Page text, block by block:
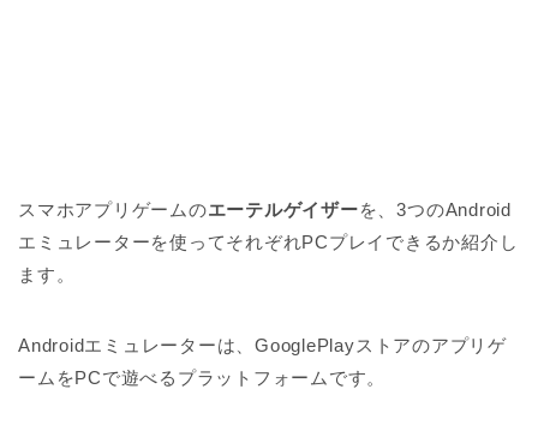
スマホアプリゲームのエーテルゲイザーを、3つのAndroid
エミュレーターを使ってそれぞれPCプレイできるか紹介し
ます。
Androidエミュレーターは、GooglePlayストアのアプリゲ
ームをPCで遊べるプラットフォームです。